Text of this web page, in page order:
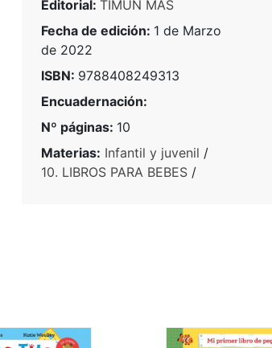
Editorial: TIMUN MAS
Fecha de edición: 1 de Marzo
de 2022
ISBN: 9788408249313
Encuadernación:
Nº páginas: 10
Materias: Infantil y juvenil /
10. LIBROS PARA BEBES/